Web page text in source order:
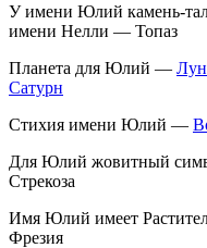
У имени Юлий камень-
имени Нелли — Топаз
Планета для Юлий —
Сатурн
Стихия имени Юлий —
Для Юлий жовитный
Стрекоза
Имя Юлий имеет
Фрезия